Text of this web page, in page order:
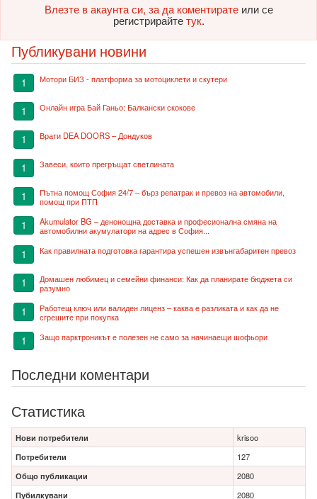
Влезте в акаунта си, за да коментиратеили се
регистрирайтетук.
Публикувани новини
1 Мотори БИЗ - платформа за мотоциклети и скутери
1 Онлайн игра Бай Ганьо: Балкански скокове
1 Врати DEA DOORS – Дондуков
1 Завеси, които прегръщат светлината
1
Пътна помощ София 24/7 – бърз репатрак и превоз на автомобили,
помощ при ПТП
1
Akumulator BG – денонощна доставка и професионална смяна на
автомобилни акумулатори на адрес в София...
1 Как правилната подготовка гарантира успешен извънгабаритен превоз
1
Домашен любимец и семейни финанси: Как да планирате бюджета си
разумно
1
Работещ ключ или валиден лиценз – каква е разликата и как да не
сгрешите при покупка
1 Защо парктроникът е полезен не само за начинаещи шофьори
Последни коментари
Статистика
Нови потребители
krisoo
Потребители
127
Общо публикации
2080
Пубилкувани
2080